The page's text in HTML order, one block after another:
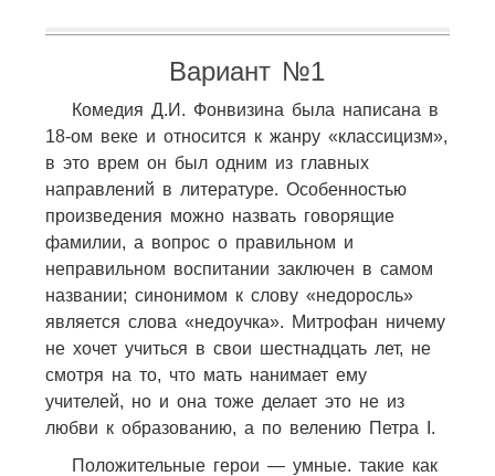
Вариант №1
Комедия Д.И. Фонвизина была написана в
18-ом веке и относится к жанру «классицизм»,
в это врем он был одним из главных
направлений в литературе. Особенностью
произведения можно назвать говорящие
фамилии, а вопрос о правильном и
неправильном воспитании заключен в самом
названии; синонимом к слову «недоросль»
является слова «недоучка». Митрофан ничему
не хочет учиться в свои шестнадцать лет, не
смотря на то, что мать нанимает ему
учителей, но и она тоже делает это не из
любви к образованию, а по велению Петра I.
Положительные герои — умные. такие как